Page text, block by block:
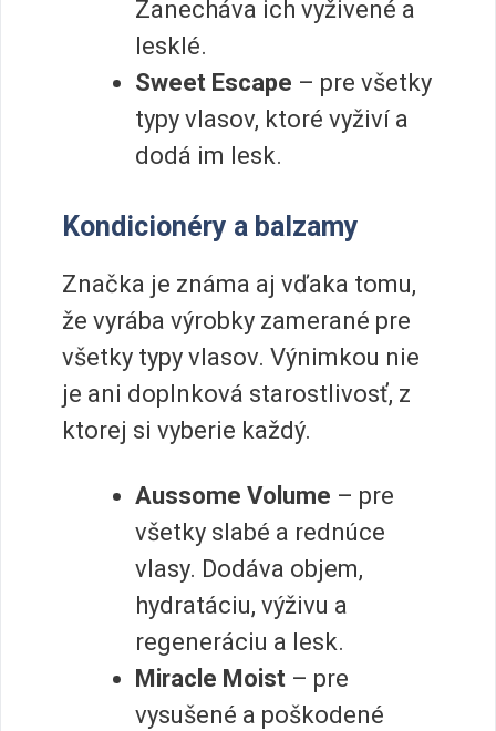
Zanecháva ich vyživené a
lesklé.
Sweet Escape – pre všetky
typy vlasov, ktoré vyživí a
dodá im lesk.
Kondicionéry a balzamy
Značka je známa aj vďaka tomu,
že vyrába výrobky zamerané pre
všetky typy vlasov. Výnimkou nie
je ani doplnková starostlivosť, z
ktorej si vyberie každý.
Aussome Volume – pre
všetky slabé a rednúce
vlasy. Dodáva objem,
hydratáciu, výživu a
regeneráciu a lesk.
Miracle Moist – pre
vysušené a poškodené